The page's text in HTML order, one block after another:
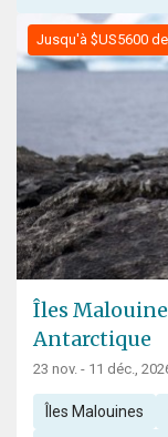
Jusqu'à $US5600
Îles
Antarctique
23 nov. - 11 déc.,
Îles Malouines